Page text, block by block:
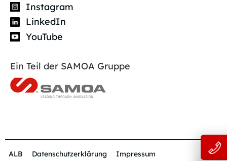
Instagram
LinkedIn
YouTube
Ein Teil der SAMOA Gruppe
ALB Datenschutzerklärung Impressum